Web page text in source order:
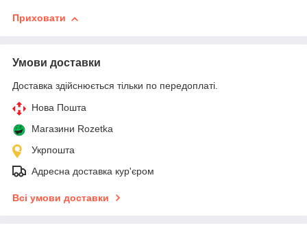
Приховати
Умови доставки
Доставка здійснюється тільки по передоплаті.
Нова Пошта
Магазини Rozetka
Укрпошта
Адресна доставка кур'єром
Всі умови доставки